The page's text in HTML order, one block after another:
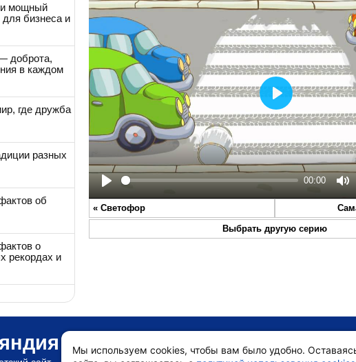
Play
00:00
Play
« Светофор
Выбрать другую серию
мощный
для бизнеса и
доброта,
в каждом
где дружба
разных
об
о
рекордах и
Мы используем cookies, чтобы вам было удобно.